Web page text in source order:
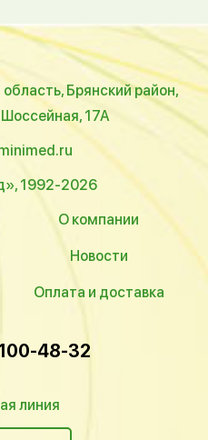
Брянский район,
Шоссейная, 17А
1992-2026
О компании
Новости
Оплата и доставка
48-32
линия